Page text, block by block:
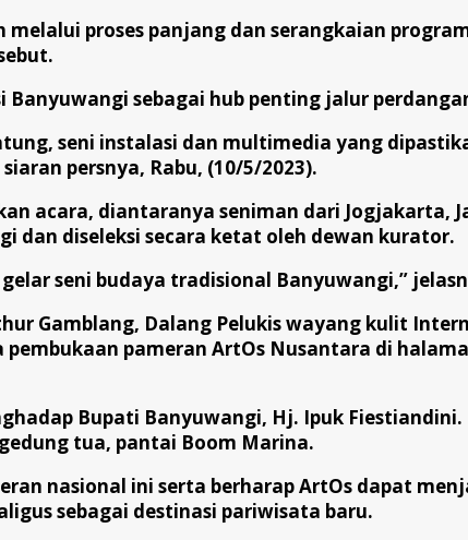
proses panjang dan serangkaian
sebagai hub penting jalur
seni instalasi dan multimedia yang
persnya, Rabu, (10/5/2023).
acara, diantaranya seniman dari Jogjakarta,
dan diseleksi secara ketat oleh dewan kurator.
seni budaya tradisional Banyuwangi,”
Gamblang, Dalang Pelukis wayang kulit
pameran ArtOs Nusantara di
Bupati Banyuwangi, Hj. Ipuk
tua, pantai Boom Marina.
nasional ini serta berharap ArtOs dapat
sebagai destinasi pariwisata baru.